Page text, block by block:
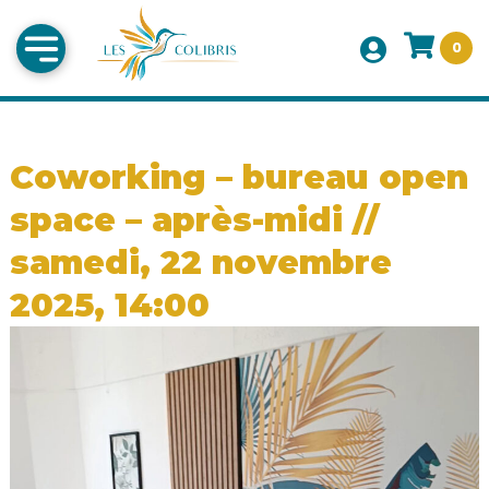
0
Coworking – bureau open
space – après-midi //
samedi, 22 novembre
2025, 14:00